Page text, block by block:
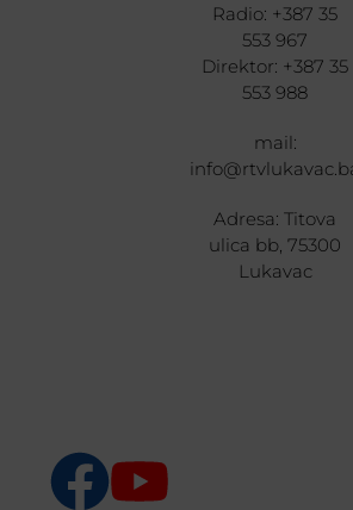
Radio: +387 35
553 967
Direktor: +387 35
553 988
mail:
Adresa: Titova
ulica bb, 75300
Lukavac